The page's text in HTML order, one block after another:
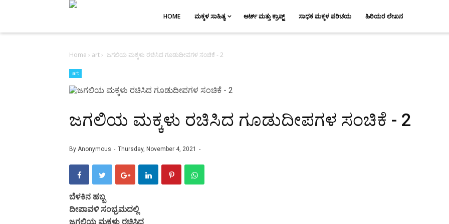
HOME ಮಕ್ಕಳ ಸಾಹಿತ್ಯ ಆರ್ಟ್ ಮತ್ತು ಕ್ರಾಪ್ಟ್ ಸಾಧಕ ಮಕ್ಕಳ ಪರಿಚಯ ಹಿರಿಯರ ಲೇಖನ
Home › art› ಜಗಲಿಯ ಮಕ್ಕಳು ರಚಿಸಿದ ಗೂಡುದೀಪಗಳ ಸಂಚಿಕೆ - 2
art
ಜಗಲಿಯ ಮಕ್ಕಳು ರಚಿಸಿದ ಗೂಡುದೀಪಗಳ ಸಂಚಿಕೆ - 2
By Anonymous Thursday, November 4, 2021
ಬೆಳಕಿನ ಹಬ್ಬ
ದೀಪಾವಳಿ ಸಂಭ್ರಮದಲ್ಲಿ
ಜಗಲಿಯ ಮಕ್ಕಳು ರಚಿಸಿದ